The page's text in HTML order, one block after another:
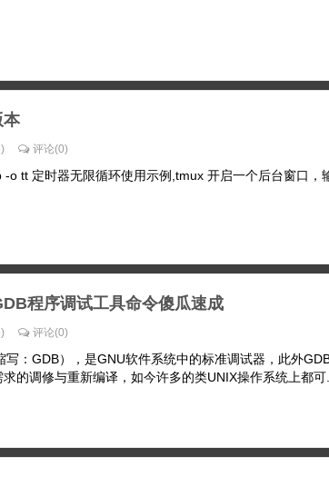
评论(0)
o tt 定时器无限循环使用示例,tmux 开启一个后台窗口，
程序调试工具命令傻瓜速成
评论(0)
：GDB），是GNU软件系统中的标准调试器，此外
的调修与重新编译，如今许多的类UNIX操作系统上都可...